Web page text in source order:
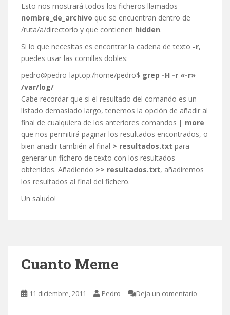
Esto nos mostrará todos los ficheros llamados
nombre_de_archivo que se encuentran dentro de
/ruta/a/directorio y que contienen hidden.
Si lo que necesitas es encontrar la cadena de texto -r,
puedes usar las comillas dobles:
pedro@pedro-laptop:/home/pedro$ grep -H -r «-r»
/var/log/
Cabe recordar que si el resultado del comando es un
listado demasiado largo, tenemos la opción de añadir al
final de cualquiera de los anteriores comandos | more
que nos permitirá paginar los resultados encontrados, o
bien añadir también al final > resultados.txt para
generar un fichero de texto con los resultados
obtenidos. Añadiendo >> resultados.txt, añadiremos
los resultados al final del fichero.
Un saludo!
Cuanto Meme
11 diciembre, 2011 Pedro Deja un comentario